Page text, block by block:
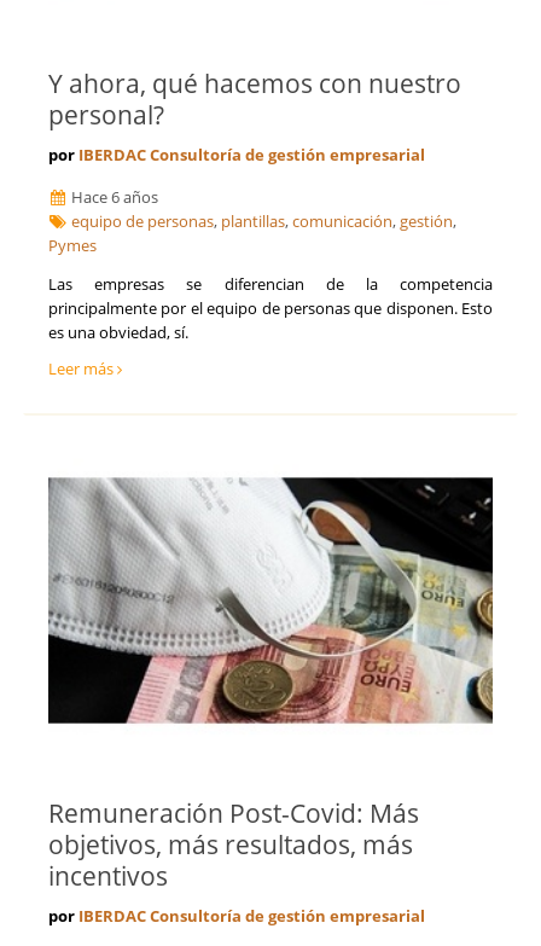
Y ahora, qué hacemos con nuestro
personal?
por IBERDAC Consultoría de gestión empresarial
Hace 6 años
equipo de personas, plantillas,comunicación,gestión,
Pymes
​Las empresas se diferencian de la competencia
principalmente por el equipo de personas que disponen. Esto
es una obviedad, sí.
Leer más
Remuneración Post-Covid: Más
objetivos, más resultados, más
incentivos
por IBERDAC Consultoría de gestión empresarial